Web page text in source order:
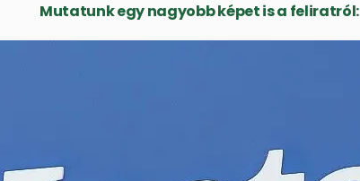
Mutatunk egy nagyobb képet is a feliratról: